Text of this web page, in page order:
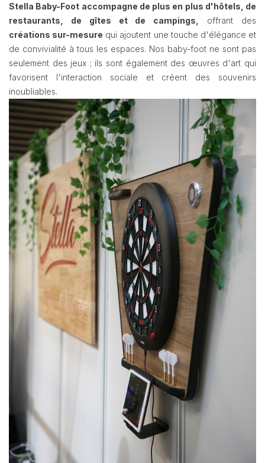
Stella Baby-Foot accompagne de plus en plus d'hôtels, de
restaurants, de gîtes et de campings,
offrant des
créations sur-mesure qui ajoutent une touche d'élégance et
de convivialité à tous les espaces. Nos baby-foot ne sont pas
seulement des jeux ; ils sont également des œuvres d'art qui
favorisent l'interaction sociale et créent des souvenirs
inoubliables.